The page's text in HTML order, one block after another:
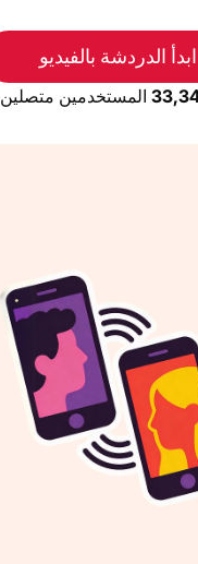
ابدأ الدردشة بالفيديو
المستخدمين متصلين